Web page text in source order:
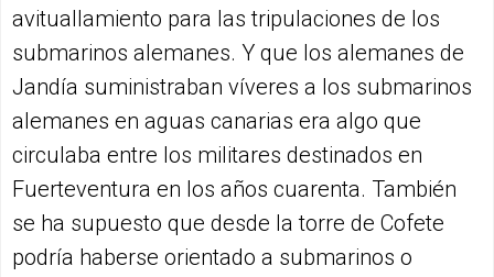
avituallamiento para las tripulaciones de los
submarinos alemanes. Y que los alemanes de
Jandía suministraban víveres a los submarinos
alemanes en aguas canarias era algo que
circulaba entre los militares destinados en
Fuerteventura en los años cuarenta. También
se ha supuesto que desde la torre de Cofete
podría haberse orientado a submarinos o